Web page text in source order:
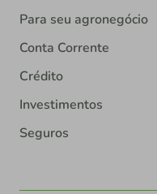
Para seu agronegócio
Conta Corrente
Crédito
Investimentos
Seguros